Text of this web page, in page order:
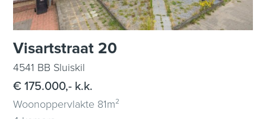
Visartstraat 20
4541 BB Sluiskil
€ 175.000,- k.k.
Woonoppervlakte 81m²